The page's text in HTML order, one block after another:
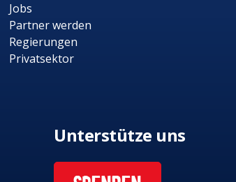
Jobs
Partner werden
Regierungen
Privatsektor
Unterstütze uns